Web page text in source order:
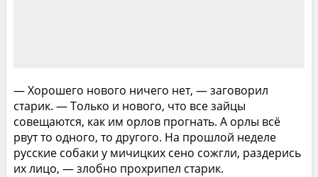
— Хорошего нового ничего нет, — заговорил
старик. — Только и нового, что все зайцы
совещаются, как им орлов прогнать. А орлы всё
рвут то одного, то другого. На прошлой неделе
русские собаки у мичицких сено сожгли, раздерись
их лицо, — злобно прохрипел старик.